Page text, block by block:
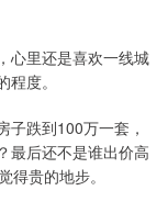
心里还是喜欢一线城
度。
子跌到100万一套，
最后还不是谁出价高
贵的地步。